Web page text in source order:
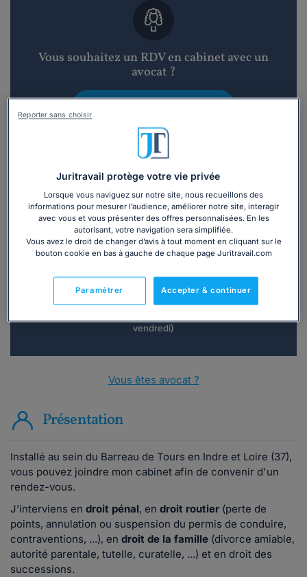
Vous souhaitez un RDV en cabinet avec un
avocat ?
3 devis en 48h
Vous souhaitez une consultation par
téléphone ?
Consulter immédiatement
vendredi)
Vous êtes avocat ?
Présentation
Installé au sein du Barreau de Tours en Indre et Loire (37),
vous pouvez joindre mon cabinet afin de convenir d'un
rendez-vous.
J’interviens en droit pénal, en droit routier (perte de
points, annulation ou suspension du permis de conduire,
contraventions, ...), en droit de la famille (divorce amiable,
autorité parentale, tutelle, curatelle, ...) et en droit des
successions.
Juritravail protège votre vie privée
Lorsque vous naviguez sur notre site, nous recueillons des
informations pour mesurer l’audience, améliorer notre site, interagir
avec vous et vous présenter des offres personnalisées. En les
autorisant, votre navigation sera simplifiée.
Vous avez le droit de changer d’avis à tout moment en cliquant sur le
bouton cookie en bas à gauche de chaque page Juritravail.com
Accepter & continuer
Paramétrer
Reporter sans choisir